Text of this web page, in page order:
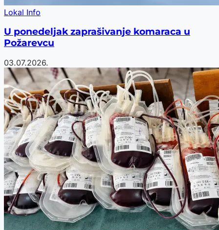
Lokal Info
U ponedeljak zaprašivanje komaraca u
Požarevcu
03.07.2026.